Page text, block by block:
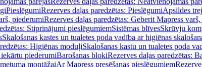
PieslēgumiRezerves daļas paredzētas: PieslēgumiApsildes
piederumiRezerves daļas paredzētas: Geberit Mapress
Stiprinājumi pieslēgumiemSistēmas blīvesSkrūvju
Skalošanas kastes un tualetes poda vadība ar higiēnas
Higiēnas moduļiSkalošanas kastu un tualetes poda
iekārtu piederumiBarošanas blokiRezerves daļas paredzētas:
montāžaiAr Mapress presēšanas pieslēgumiem